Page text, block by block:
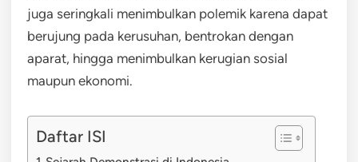
juga seringkali menimbulkan polemik karena dapat
berujung pada kerusuhan, bentrokan dengan
aparat, hingga menimbulkan kerugian sosial
maupun ekonomi.
Daftar ISI